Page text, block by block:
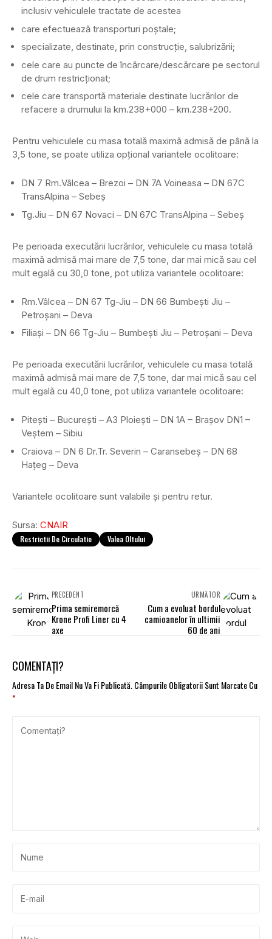
inclusiv vehiculele tractate de acestea
care efectuează transporturi poștale;
specializate, destinate, prin construcție, salubrizării;
cele care au puncte de încărcare/descărcare pe sectorul
de drum restricționat;
cele care transportă materiale destinate lucrărilor de
refacere a drumului la km.238+000 – km.238+200.
Pentru vehiculele cu masa totală maximă admisă de până la
3,5 tone, se poate utiliza opțional variantele ocolitoare:
DN 7 Rm.Vâlcea – Brezoi – DN 7A Voineasa – DN 67C
TransAlpina – Sebeș
Tg.Jiu – DN 67 Novaci – DN 67C TransAlpina – Sebeș
Pe perioada executării lucrărilor, vehiculele cu masa totală
maximă admisă mai mare de 7,5 tone, dar mai mică sau cel
mult egală cu 30,0 tone, pot utiliza variantele ocolitoare:
Rm.Vâlcea – DN 67 Tg-Jiu – DN 66 Bumbești Jiu –
Petroșani – Deva
Filiași – DN 66 Tg-Jiu – Bumbești Jiu – Petroșani – Deva
Pe perioada executării lucrărilor, vehiculele cu masa totală
maximă admisă mai mare de 7,5 tone, dar mai mică sau cel
mult egală cu 40,0 tone, pot utiliza variantele ocolitoare:
Pitești – București – A3 Ploiești – DN 1A – Brașov DN1 –
Veștem – Sibiu
Craiova – DN 6 Dr.Tr. Severin – Caransebeș – DN 68
Hațeg – Deva
Variantele ocolitoare sunt valabile și pentru retur.
Sursa: CNAIR
Restrictii De Circulatie Valea Oltului
PRECEDENT
Prima semiremorcă
Krone Profi Liner cu 4
axe
URMĂTOR
Cum a evoluat bordul
camioanelor în ultimii
60 de ani
COMENTAȚI?
Adresa Ta De Email Nu Va Fi Publicată. Câmpurile Obligatorii Sunt Marcate Cu
*